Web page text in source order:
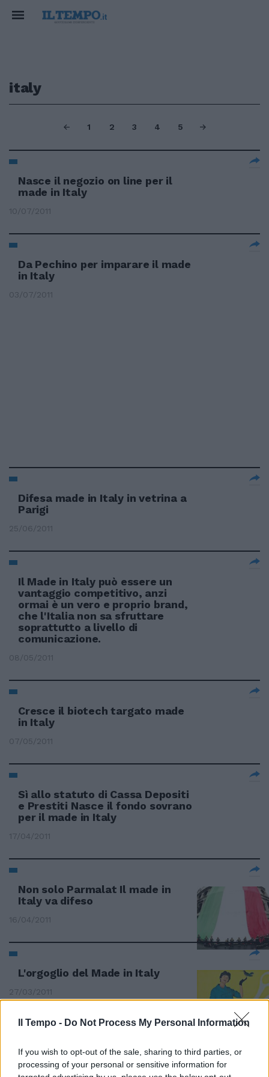
Il Tempo - Do Not Process My Personal Information
If you wish to opt-out of the sale, sharing to third parties, or
processing of your personal or sensitive information for
italy
1 2 3 4 5
Nasce il negozio on line per il
made in Italy
10/07/2011
Da Pechino per imparare il made
in Italy
03/07/2011
Difesa made in Italy in vetrina a
Parigi
25/06/2011
Il Made in Italy può essere un
vantaggio competitivo, anzi
ormai è un vero e proprio brand,
che l'Italia non sa sfruttare
soprattutto a livello di
comunicazione.
08/05/2011
Cresce il biotech targato made
in Italy
07/05/2011
Sì allo statuto di Cassa Depositi
e Prestiti Nasce il fondo sovrano
per il made in Italy
17/04/2011
Non solo Parmalat Il made in
Italy va difeso
16/04/2011
L'orgoglio del Made in Italy
27/03/2011
27/02/2011